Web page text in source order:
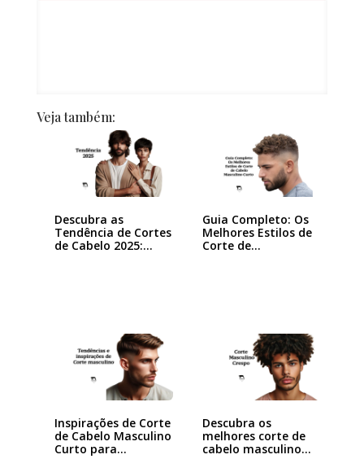
Veja também:
Descubra as
Tendência de Cortes
de Cabelo 2025:…
Guia Completo: Os
Melhores Estilos de
Corte de…
Inspirações de Corte
de Cabelo Masculino
Curto para…
Descubra os
melhores corte de
cabelo masculino…